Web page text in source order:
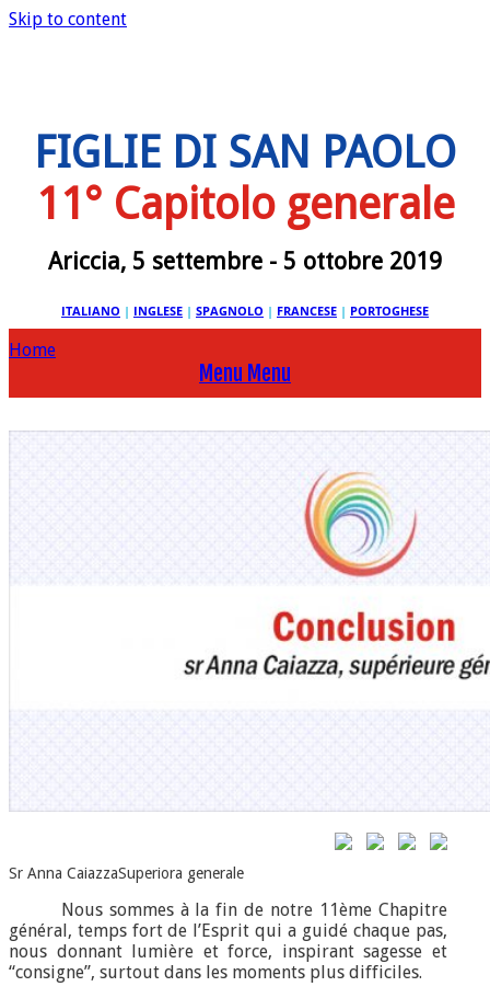
Skip to content
FIGLIE DI SAN PAOLO
11° Capitolo generale
Ariccia, 5 settembre - 5 ottobre 2019
ITALIANO | INGLESE | SPAGNOLO | FRANCESE | PORTOGHESE
Home
Menu Menu
Sr Anna CaiazzaSuperiora generale
Nous sommes à la fin de notre 11ème Chapitre
général, temps fort de l’Esprit qui a guidé chaque pas,
nous donnant lumière et force, inspirant sagesse et
“consigne”, surtout dans les moments plus difficiles.